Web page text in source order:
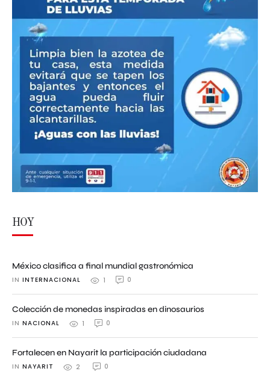
HOY
México clasifica a final mundial gastronómica
IN INTERNACIONAL 1 0
Colección de monedas inspiradas en dinosaurios
IN NACIONAL 1 0
Fortalecen en Nayarit la participación ciudadana
IN NAYARIT 2 0